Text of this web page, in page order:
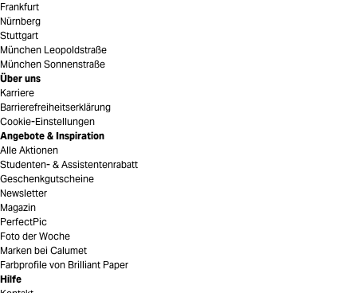
Frankfurt
Nürnberg
Stuttgart
München Leopoldstraße
München Sonnenstraße
Über uns
Karriere
Barrierefreiheitserklärung
Cookie-Einstellungen
Angebote & Inspiration
Alle Aktionen
Studenten- & Assistentenrabatt
Geschenkgutscheine
Newsletter
Magazin
PerfectPic
Foto der Woche
Marken bei Calumet
Farbprofile von Brilliant Paper
Hilfe